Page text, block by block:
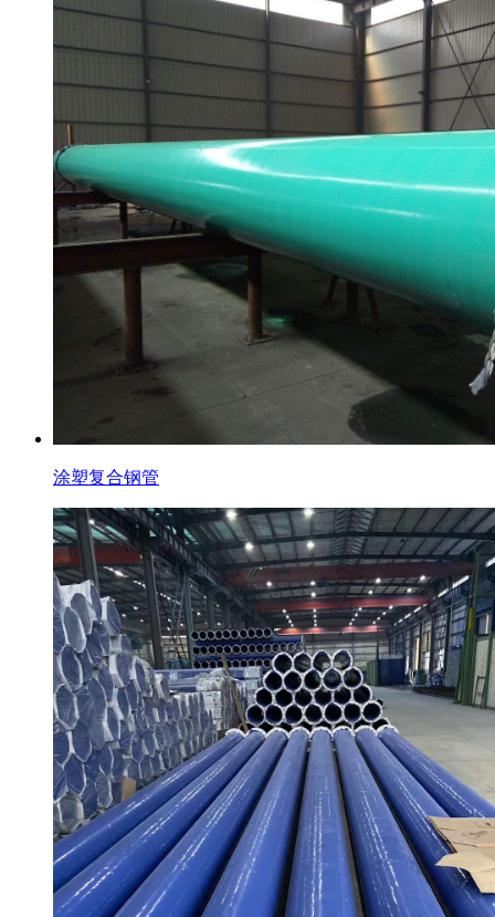
涂塑复合钢管